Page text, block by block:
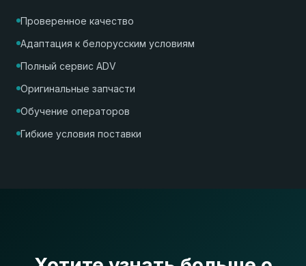
Проверенное качество
Адаптация к белорусским условиям
Полный сервис ADV
Оригинальные запчасти
Обучение операторов
Гибкие условия поставки